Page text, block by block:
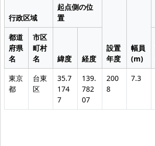
行政区域
起点側の位
置
設置
年度
幅員
(m)
都道
府県
名
市区
町村
名
緯度 経度
東京
都
台東
区
35.7
174
7
139.
782
07
200
8
7.3